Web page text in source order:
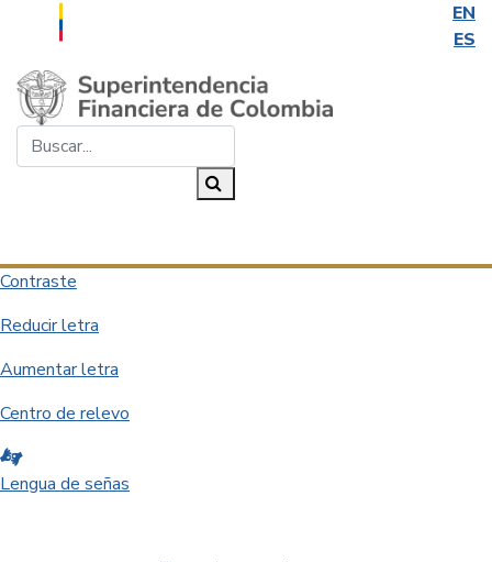
EN
ES
Saltar al contenido principal
Contraste
Reducir letra
Aumentar letra
Centro de relevo
Lengua de señas